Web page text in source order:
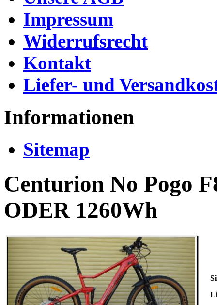
Impressum
Widerrufsrecht
Kontakt
Liefer- und
Informationen
Sitemap
Centurion No Pogo
ODER 1260Wh